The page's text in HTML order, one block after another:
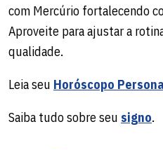
com Mercúrio fortalecendo
Aproveite para ajustar a
qualidade.
Leia seu Horóscopo
Saiba tudo sobre seu signo.